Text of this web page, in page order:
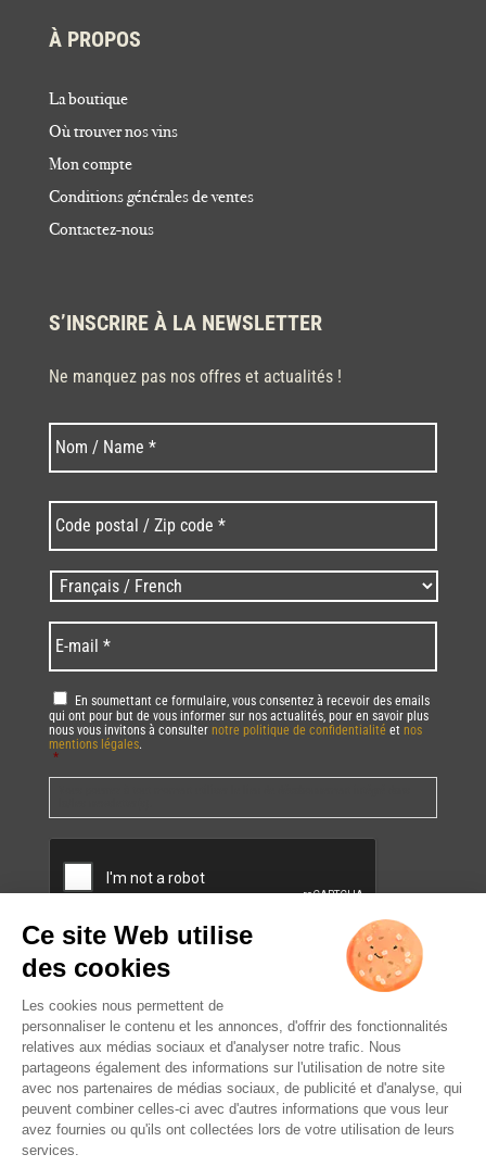
À PROPOS
La boutique
Où trouver nos vins
Mon compte
Conditions générales de ventes
Contactez-nous
S’INSCRIRE À LA NEWSLETTER
Ne manquez pas nos offres et actualités !
Nom * Nom
postal
/
Zip
code
* *
Langues
/
Language *
mail *
RGPD *
En soumettant ce formulaire, vous consentez à recevoir des emails
qui ont pour but de vous informer sur nos actualités, pour en savoir plus
nous vous invitons à consulter notre politique de confidentialité et nos
mentions légales.
*